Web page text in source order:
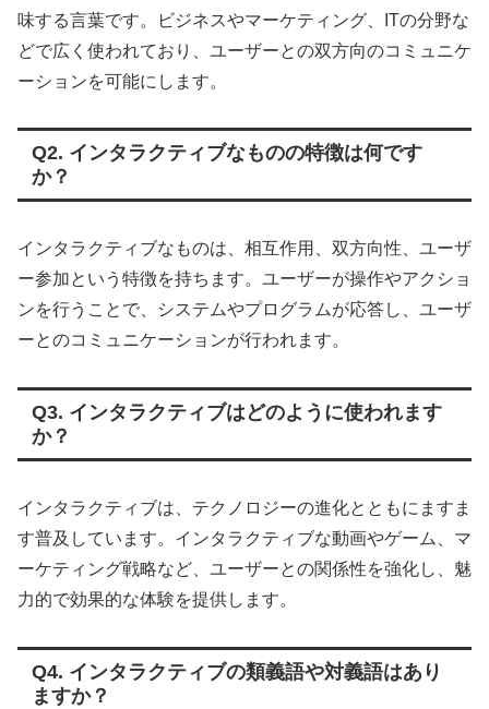
味する言葉です。ビジネスやマーケティング、ITの分野な
どで広く使われており、ユーザーとの双方向のコミュニケ
ーションを可能にします。
Q2. インタラクティブなものの特徴は何です
か？
インタラクティブなものは、相互作用、双方向性、ユーザ
ー参加という特徴を持ちます。ユーザーが操作やアクショ
ンを行うことで、システムやプログラムが応答し、ユーザ
ーとのコミュニケーションが行われます。
Q3. インタラクティブはどのように使われます
か？
インタラクティブは、テクノロジーの進化とともにますま
す普及しています。インタラクティブな動画やゲーム、マ
ーケティング戦略など、ユーザーとの関係性を強化し、魅
力的で効果的な体験を提供します。
Q4. インタラクティブの類義語や対義語はあり
ますか？